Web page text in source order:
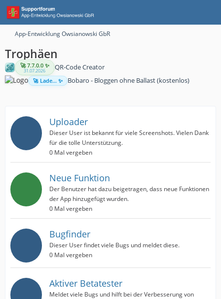
App-Entwicklung Owsianowski GbR
Trophäen
🚀 7.7.0.0 ✨
31.07.2026 QR-Code Creator
🚀 Lade... ✨ Bobaro - Bloggen ohne Ballast (kostenlos)
Uploader
Dieser User ist bekannt für viele Screenshots. Vielen Dank
für die tolle Unterstützung.
0 Mal vergeben
Neue Funktion
Der Benutzer hat dazu beigetragen, dass neue Funktionen
der App hinzugefügt wurden.
0 Mal vergeben
Bugfinder
Dieser User findet viele Bugs und meldet diese.
0 Mal vergeben
Aktiver Betatester
Meldet viele Bugs und hilft bei der Verbesserung von